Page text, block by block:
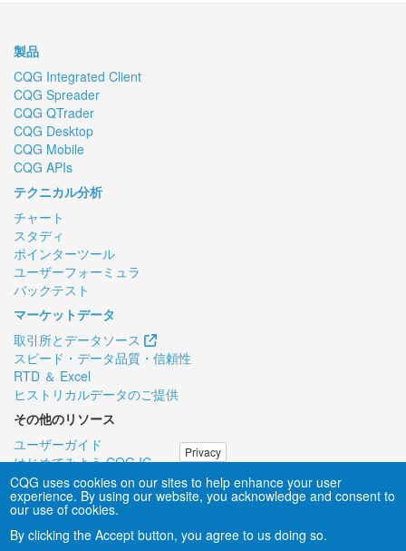
製品
CQG Integrated Client
CQG Spreader
CQG QTrader
CQG Desktop
CQG Mobile
CQG APIs
テクニカル分析
チャート
スタディ
ポインターツール
ユーザーフォーミュラ
バックテスト
マーケットデータ
取引所とデータソース
スピード・データ品質・信頼性
RTD ＆ Excel
ヒストリカルデータのご提供
その他のリソース
ユーザーガイド
はじめてみよう CQG IC
リモートPCサポート
About CQG Contact Us
Sales Inquiry
Privacy
CQG uses cookies on our sites to help enhance your user
experience. By using our website, you acknowledge and consent to
our use of cookies.
By clicking the Accept button, you agree to us doing so.